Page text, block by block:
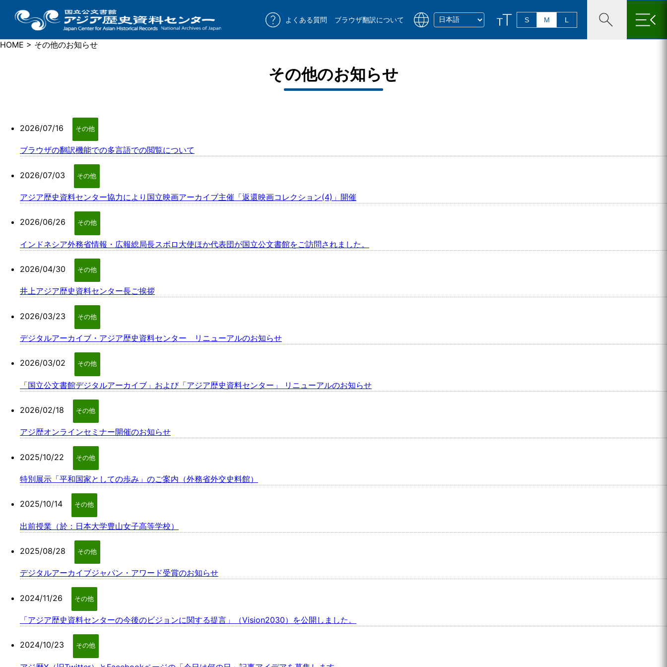
よくある質問 ブラウザ翻訳について S M L
×
HOME > その他のお知らせ
その他のお知らせ
2026/07/16 その他
ブラウザの翻訳機能での多言語での閲覧について
2026/07/03 その他
アジア歴史資料センター協力により国立映画アーカイブ主催「返還映画コレクション(4)」開催
2026/06/26 その他
インドネシア外務省情報・広報総局長スボロ大使ほか代表団が国立公文書館をご訪問されました。
2026/04/30 その他
井上アジア歴史資料センター長ご挨拶
2026/03/23 その他
デジタルアーカイブ・アジア歴史資料センター リニューアルのお知らせ
2026/03/02 その他
「国立公文書館デジタルアーカイブ」および「アジア歴史資料センター」 リニューアルのお知らせ
2026/02/18 その他
アジ歴オンラインセミナー開催のお知らせ
2025/10/22 その他
特別展示「平和国家としての歩み」のご案内（外務省外交史料館）
2025/10/14 その他
出前授業（於：日本大学豊山女子高等学校）
2025/08/28 その他
デジタルアーカイブジャパン・アワード受賞のお知らせ
2024/11/26 その他
「アジア歴史資料センターの今後のビジョンに関する提言」（Vision2030）を公開しました。
2024/10/23 その他